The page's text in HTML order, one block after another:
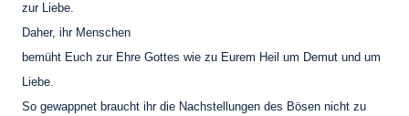
zur Liebe.
Daher, ihr Menschen
bemüht Euch zur Ehre Gottes wie zu Eurem Heil um Demut und um
Liebe.
So gewappnet braucht ihr die Nachstellungen des Bösen nicht zu